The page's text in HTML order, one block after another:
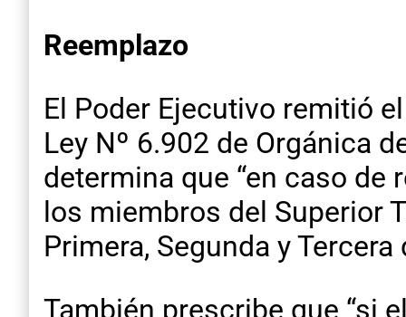
Reemplazo
El Poder Ejecutivo remitió
Ley Nº 6.902 de Orgánica
determina que “en caso
los miembros del Superior
Primera, Segunda y
También prescribe que “si